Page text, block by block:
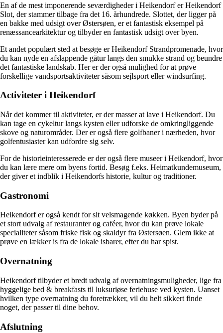
En af de mest imponerende seværdigheder i Heikendorf er Heikendorf
Slot, der stammer tilbage fra det 16. århundrede. Slottet, der ligger på
en bakke med udsigt over Østersøen, er et fantastisk eksempel på
renæssancearkitektur og tilbyder en fantastisk udsigt over byen.
Et andet populært sted at besøge er Heikendorf Strandpromenade, hvor
du kan nyde en afslappende gåtur langs den smukke strand og beundre
det fantastiske landskab. Her er der også mulighed for at prøve
forskellige vandsportsaktiviteter såsom sejlsport eller windsurfing.
Activiteter i Heikendorf
Når det kommer til aktiviteter, er der masser at lave i Heikendorf. Du
kan tage en cykeltur langs kysten eller udforske de omkringliggende
skove og naturområder. Der er også flere golfbaner i nærheden, hvor
golfentusiaster kan udfordre sig selv.
For de historieinteresserede er der også flere museer i Heikendorf, hvor
du kan lære mere om byens fortid. Besøg f.eks. Heimatkundemuseum,
der giver et indblik i Heikendorfs historie, kultur og traditioner.
Gastronomi
Heikendorf er også kendt for sit velsmagende køkken. Byen byder på
et stort udvalg af restauranter og caféer, hvor du kan prøve lokale
specialiteter såsom friske fisk og skaldyr fra Østersøen. Glem ikke at
prøve en lækker is fra de lokale isbarer, efter du har spist.
Overnatning
Heikendorf tilbyder et bredt udvalg af overnatningsmuligheder, lige fra
hyggelige bed & breakfasts til luksuriøse feriehuse ved kysten. Uanset
hvilken type overnatning du foretrækker, vil du helt sikkert finde
noget, der passer til dine behov.
Afslutning